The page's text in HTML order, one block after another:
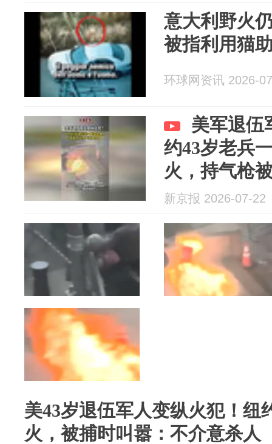
意大利野火
被指利用猫
环球网资讯 2026-
美军退伍
约43岁老兵
火，持气枪
新京报 2026-07-22
美43岁退伍军人变纵火犯！纽
火，被捕时叫嚣：不介意杀人